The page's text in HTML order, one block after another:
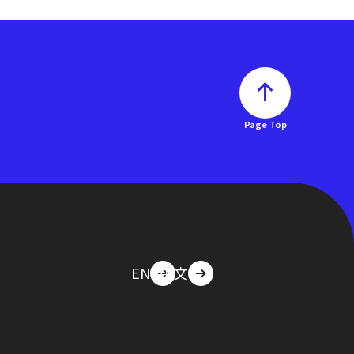
Page Top
EN 中文